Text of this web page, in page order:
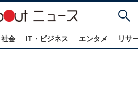
社会 IT・ビジネス エンタメ リサ